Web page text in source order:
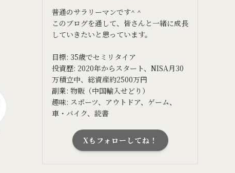
普通のサラリーマンです^ ^
このブログを通して、皆さんと一緒に成長
していきたいと思っています。
目標: 35歳でセミリタイア
投資歴: 2020年からスタート、NISA月30
万積立中、総資産約2500万円
副業: 物販（中国輸入せどり）
趣味: スポーツ、アウトドア、ゲーム、
車・バイク、読書
Xもフォローしてね！